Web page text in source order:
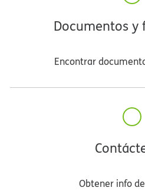
Documentos y
Encontrar
Obtener info